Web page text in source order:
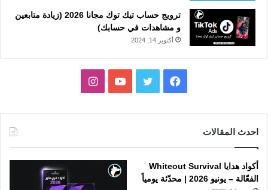
ترويج حساب تيك توك مجانا 2026 (زيادة متابعين
و مشاهدات في حسابك)
أكتوبر 14, 2024
فيسبوك تويتر يوتيوبانستقرام
احدث المقالات
أكواد هدايا Whiteout Survival
الفعّالة – يونيو 2026 | محدّثة يومياً